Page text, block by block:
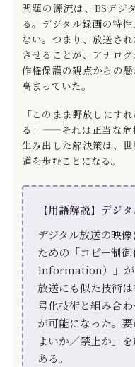
問題の源流は、BSデジ
る。デジタル録画の特
ない。つまり、放送さ
させることが、アナロ
作権保護の観点からの
高まっていた。
「このまま野放しにす
る」——それは正当な危
生み出した解決策は、
道を歩むことになる。
【用語解説】デジ
デジタル放送の映
ための「コピー制
Information）」が
放送にも似た技術
号化技術と組み合
が可能になった。
よいか／禁止か」
ある。